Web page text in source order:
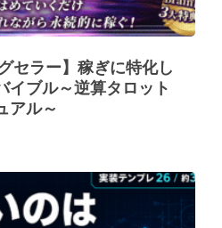
セラー】稼ぎに特化し
イブル～逆算タロット
アル～